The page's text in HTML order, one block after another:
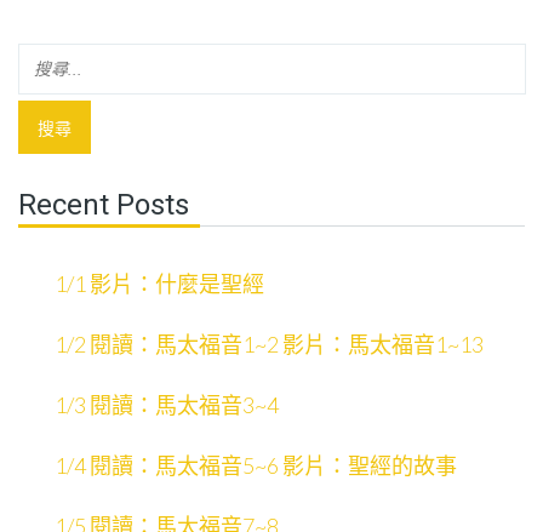
Recent Posts
1/1 影片：什麼是聖經
1/2 閱讀：馬太福音1~2 影片：馬太福音1~13
1/3 閱讀：馬太福音3~4
1/4 閱讀：馬太福音5~6 影片：聖經的故事
1/5 閱讀：馬太福音7~8